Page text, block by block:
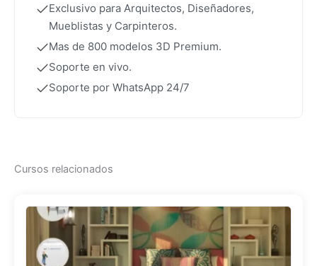
Exclusivo para Arquitectos, Diseñadores,
Mueblistas y Carpinteros.
Mas de 800 modelos 3D Premium.
Soporte en vivo.
Soporte por WhatsApp 24/7
Cursos relacionados